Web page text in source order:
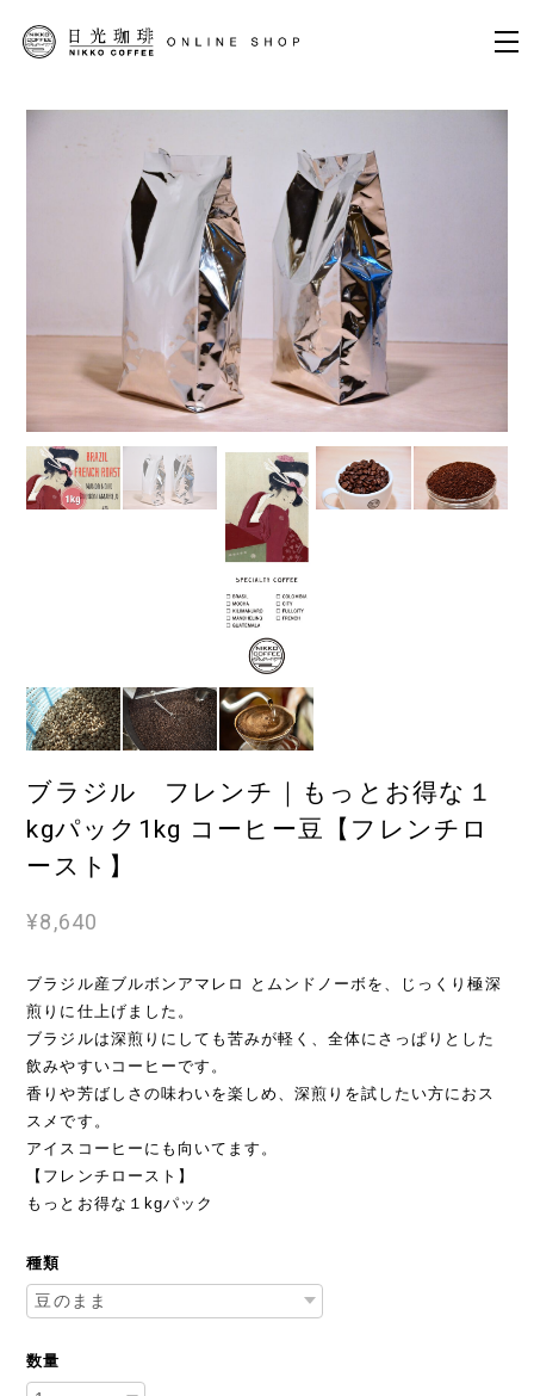
ブラジル フレンチ｜もっとお得な１
kgパック1kg コーヒー豆【フレンチロ
ースト】
¥8,640
ブラジル産ブルボンアマレロ とムンドノーボを、じっくり極深
煎りに仕上げました。
ブラジルは深煎りにしても苦みが軽く、全体にさっぱりとした
飲みやすいコーヒーです。
香りや芳ばしさの味わいを楽しめ、深煎りを試したい方におス
スメです。
アイスコーヒーにも向いてます。
【フレンチロースト】
もっとお得な１kgパック
種類
数量